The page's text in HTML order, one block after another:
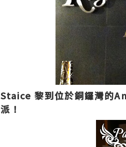
Staice 黎到位於銅鑼灣的
派！